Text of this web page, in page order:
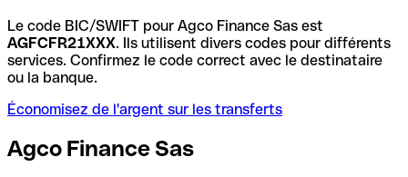
Le code BIC/SWIFT pour Agco Finance Sas est
AGFCFR21XXX. Ils utilisent divers codes pour différents
services. Confirmez le code correct avec le destinataire
ou la banque.
Économisez de l'argent sur les transferts
Agco Finance Sas